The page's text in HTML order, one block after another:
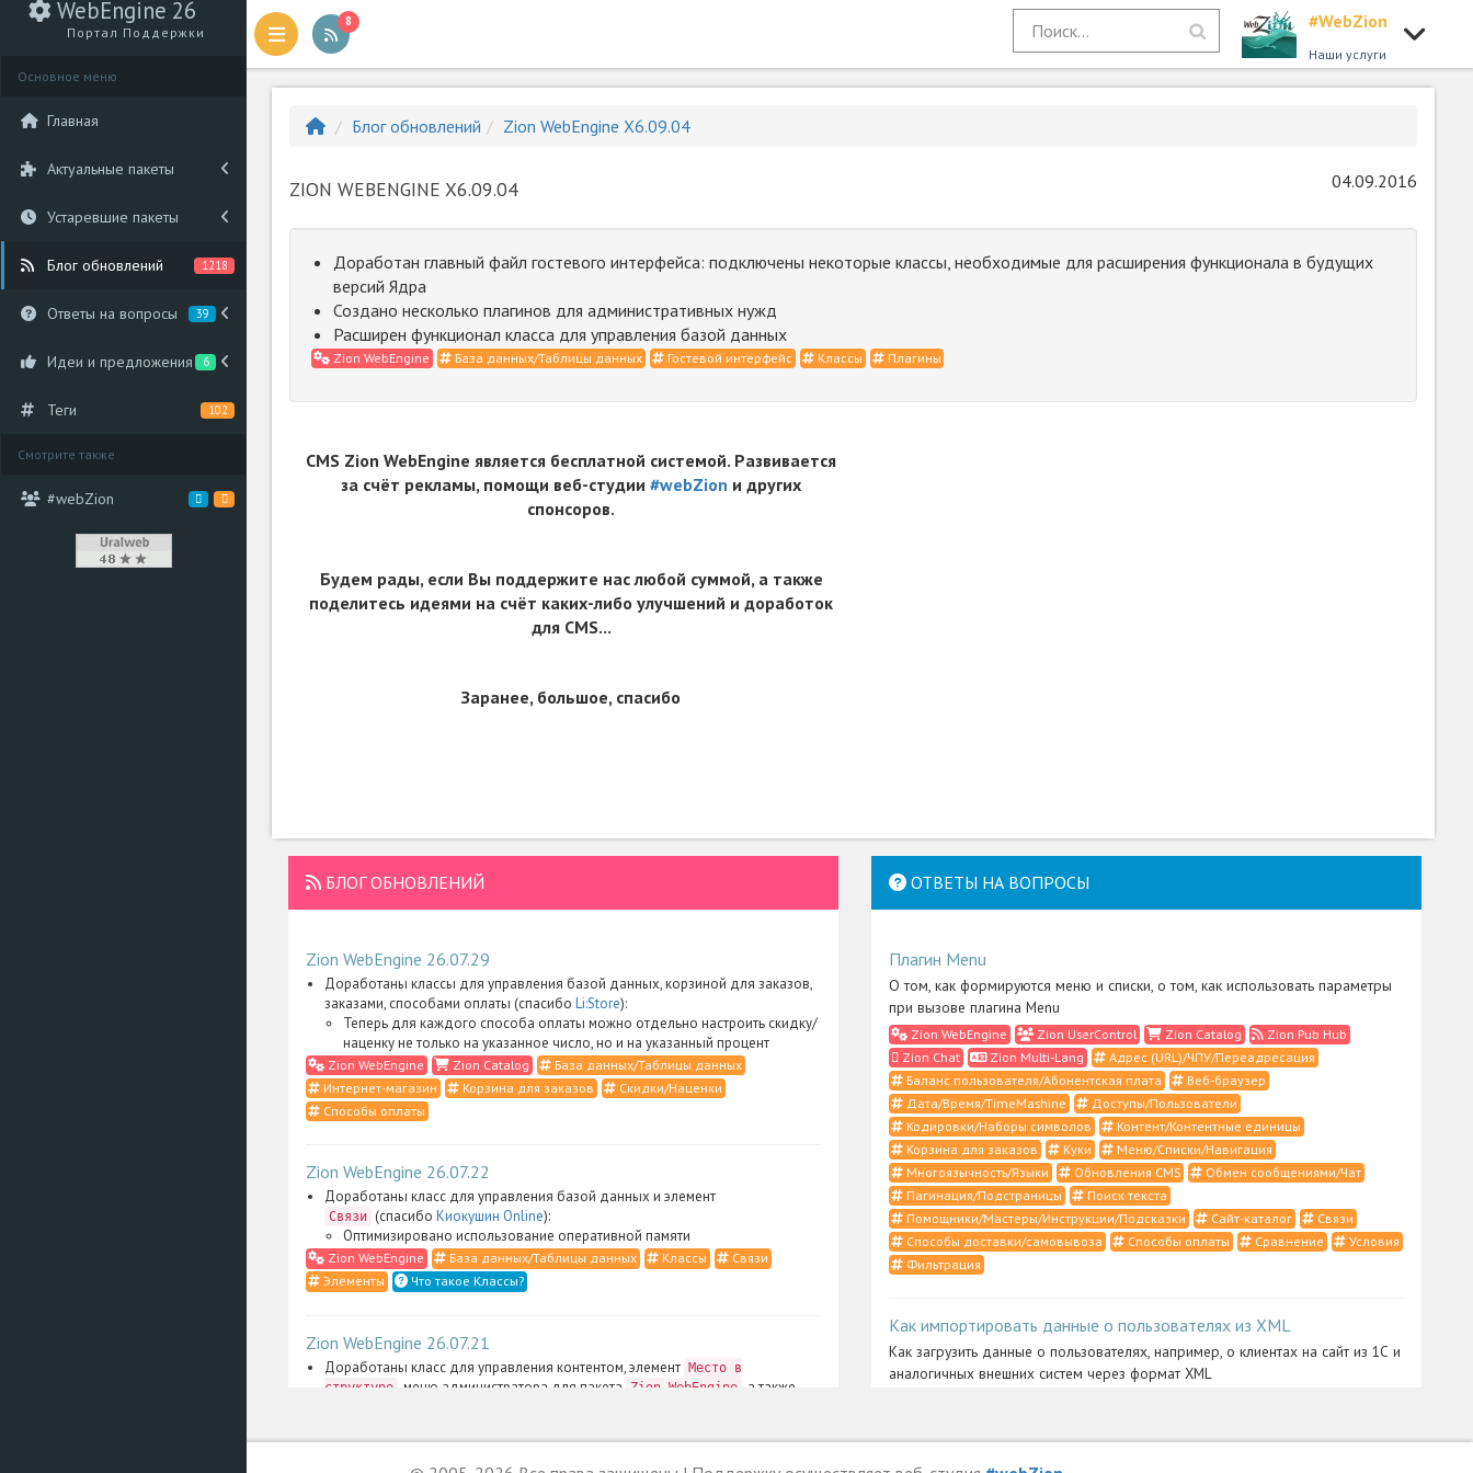
WebEngine 26
Портал Поддержки
Основное меню
Главная
Актуальные пакеты
Устаревшие пакеты
Блог обновлений 1218
Ответы на вопросы 39
Идеи и предложения 6
Теги 102
Смотрите также
#webZion
8 #WebZion
Наши услуги
Блог обновлений Zion WebEngine X6.09.04
ZION WEBENGINE X6.09.04 04.09.2016
Доработан главный файл гостевого интерфейса: подключены некоторые классы, необходимые для расширения функционала в будущих
версий Ядра
Создано несколько плагинов для административных нужд
Расширен функционал класса для управления базой данных
Zion WebEngine База данных/Таблицы данных Гостевой интерфейс Классы Плагины
CMS Zion WebEngine является бесплатной системой. Развивается
за счёт рекламы, помощи веб-студии #webZion и других
спонсоров.
Будем рады, если Вы поддержите нас любой суммой, а также
поделитесь идеями на счёт каких-либо улучшений и доработок
для CMS...
Заранее, большое, спасибо
БЛОГ ОБНОВЛЕНИЙ
Zion WebEngine 26.07.29
Доработаны классы для управления базой данных, корзиной для заказов,
заказами, способами оплаты (спасибо Li:Store):
Теперь для каждого способа оплаты можно отдельно настроить скидку/
наценку не только на указанное число, но и на указанный процент
Zion WebEngine Zion Catalog
База данных/Таблицы данных
Интернет-магазин
Корзина для заказов
Скидки/Наценки
Способы оплаты
Zion WebEngine 26.07.22
Доработаны класс для управления базой данных и элемент
Связи (спасибо Киокушин Online):
Оптимизировано использование оперативной памяти
Zion WebEngine База данных/Таблицы данных Классы
Связи
Элементы
Что такое Классы?
Zion WebEngine 26.07.21
Доработаны класс для управления контентом, элемент Место в
структуре
, меню администратора для пакета Zion WebEngine
, а также
административном интерфейсе нужно отобразить подразделы только
одного надраздела:
ОТВЕТЫ НА ВОПРОСЫ
Плагин Menu
О том, как формируются меню и списки, о том, как использовать параметры
при вызове плагина Menu
Zion WebEngine Zion UserControl Zion Catalog
Zion Pub Hub
Zion Chat
Zion Multi-Lang
Адрес (URL)/ЧПУ/Переадресация
Баланс пользователя/Абонентская плата
Веб-браузер
Дата/Время/TimeMashine
Доступы/Пользователи
Кодировки/Наборы символов
Контент/Контентные единицы
Корзина для заказов
Куки
Меню/Списки/Навигация
Многоязычность/Языки
Обновления CMS
Обмен сообщениями/Чат
Пагинация/Подстраницы
Поиск текста
Помощники/Мастеры/Инструкции/Подсказки
Сайт-каталог
Связи
Способы доставки/самовывоза
Способы оплаты Сравнение
Условия
Фильтрация
Как импортировать данные о пользователях из XML
Как загрузить данные о пользователях, например, о клиентах на сайт из 1С и
аналогичных внешних систем через формат XML